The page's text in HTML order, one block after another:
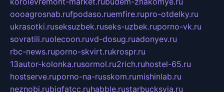
oooagrosnab.rufpodaso.ruemfire.rupro-otdelky.ru
ukrasotki.ruseksuzbek.ruseks-uzbek.ruporno-vk.ru
sovratili.ruolecoon.ruvd-dosug.ruadonyev.ru
rbc-news.ruporno-skvirt.rukrospr.ru
13autor-kolonka.rusormol.ru2rich.ruhostel-65.ru
hostserve.ruporno-na-russkom.rumishinlab.ru
neznobi.rubigfatcc.ruhabble.rustarbucksvia.ru